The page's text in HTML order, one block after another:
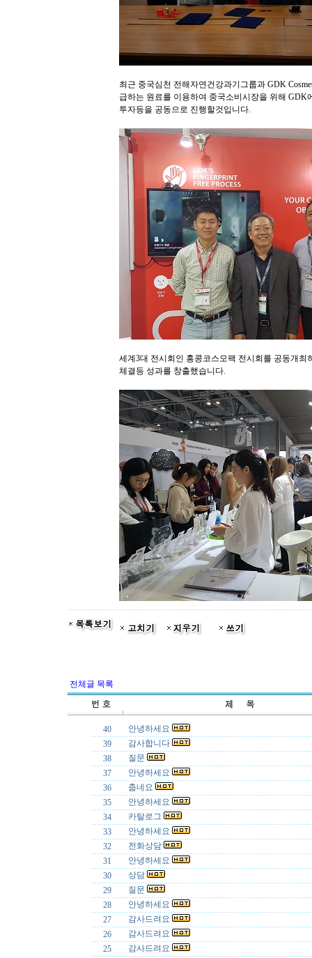
최근 중국심천 전해자연건강과기그룹과 GDK
급하는 원료를 이용하여 중국소비시장을 위해
투자등을 공동으로 진행할것입니다.
세계3대 전시회인 홍콩코스모팩 전시회를 공동개최
체결등 성과를 창출했습니다.
전체글 목록
40
안녕하세요
39
감사합니다
38
질문
37
안녕하세요
36
춥네요
35
안녕하세요
34
카탈로그
33
안녕하세요
32
전화상담
31
안녕하세요
30
상담
29
질문
28
안녕하세요
27
감사드려요
26
감사드려요
25
감사드려요